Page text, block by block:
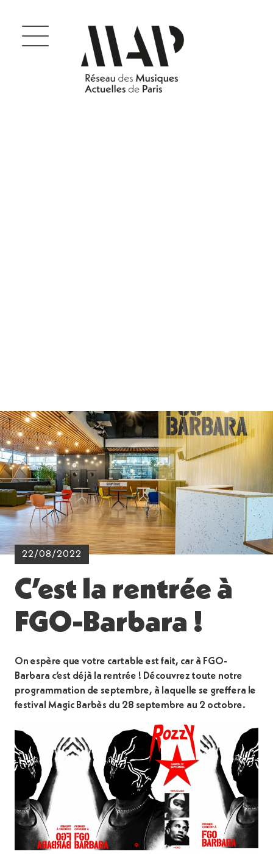
22/08/2022
C’est la rentrée à
FGO-Barbara !
On espère que votre cartable est fait, car à FGO-
Barbara c’est déjà la rentrée ! Découvrez toute notre
programmation de septembre, à laquelle se greffera le
festival Magic Barbès du 28 septembre au 2 octobre.